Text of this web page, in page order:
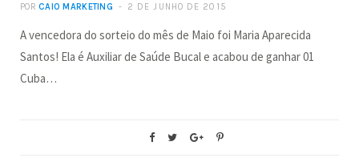
POR CAIO MARKETING 2 DE JUNHO DE 2015
A vencedora do sorteio do mês de Maio foi Maria Aparecida
Santos! Ela é Auxiliar de Saúde Bucal e acabou de ganhar 01
Cuba…